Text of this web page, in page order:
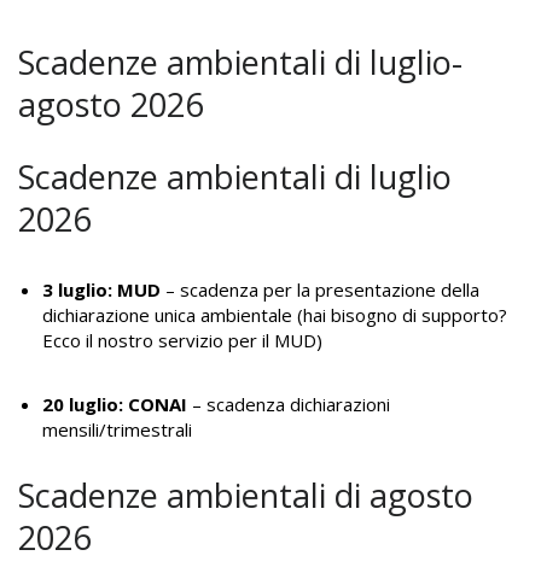
Scadenze ambientali di luglio-
agosto 2026
Scadenze ambientali di luglio
2026
3 luglio: MUD – scadenza per la presentazione della
dichiarazione unica ambientale (hai bisogno di supporto?
Ecco il nostro servizio per il MUD)
20 luglio: CONAI – scadenza dichiarazioni
mensili/trimestrali
Scadenze ambientali di agosto
2026